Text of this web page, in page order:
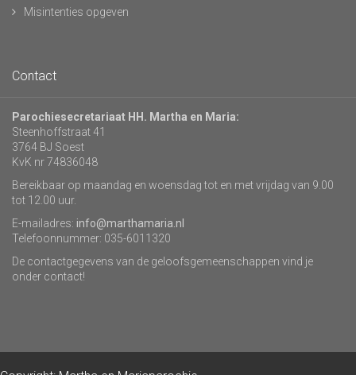
Misintenties opgeven
Contact
Parochiesecretariaat HH. Martha en Maria:
Steenhoffstraat 41
3764 BJ Soest
KvK nr 74836048
Bereikbaar op maandag en woensdag tot en met vrijdag van 9.00
tot 12.00 uur.
E-mailadres: info@marthamaria.nl
Telefoonnummer: 035-6011320
De contactgegevens van de geloofsgemeenschappen vind je
onder contact!